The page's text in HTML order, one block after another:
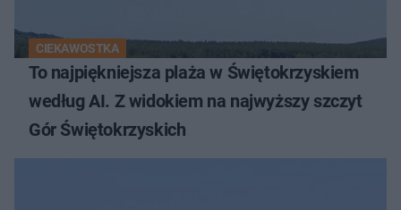
CIEKAWOSTKA
To najpiękniejsza plaża w Świętokrzyskiem
według AI. Z widokiem na najwyższy szczyt
Gór Świętokrzyskich